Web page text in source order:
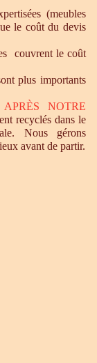
(meubles
le coût du devis
couvrent le coût
plus importants
NOTRE
recyclés dans le
Nous gérons
avant de partir.